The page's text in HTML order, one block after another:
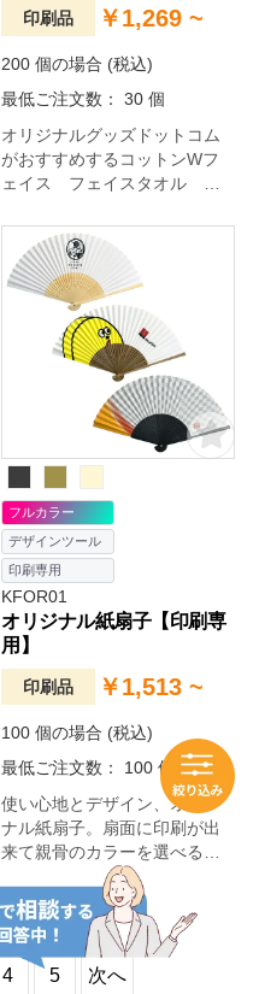
印刷品 ￥1,269 ~
200 個の場合 (税込)
最低ご注文数： 30 個
オリジナルグッズドットコム
がおすすめするコットンWフ
ェイス フェイスタオル 昇
いに再現される昇華転写対応
のフェイスタオルです。
フルカラー
デザインツール
印刷専用
KFOR01
オリジナル紙扇子【印刷専
用】
印刷品 ￥1,513 ~
100 個の場合 (税込)
最低ご注文数： 100 個
使い心地とデザイン、オリジ
ナル紙扇子。扇面に印刷が出
来て親骨のカラーを選べる、
デザイン自由なオリジナル紙
扇子です。
4 5 次へ